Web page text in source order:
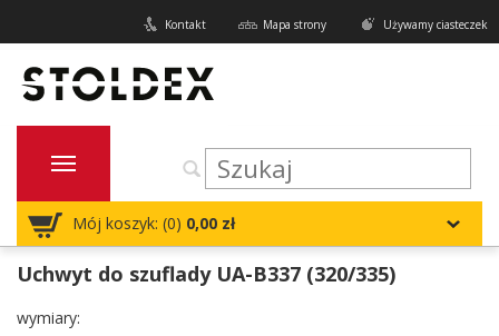
Używamy ciasteczek
Mapa strony
Kontakt
Mój koszyk: (0) 0,00 zł
Uchwyt do szuflady UA-B337 (320/335)
wymiary: